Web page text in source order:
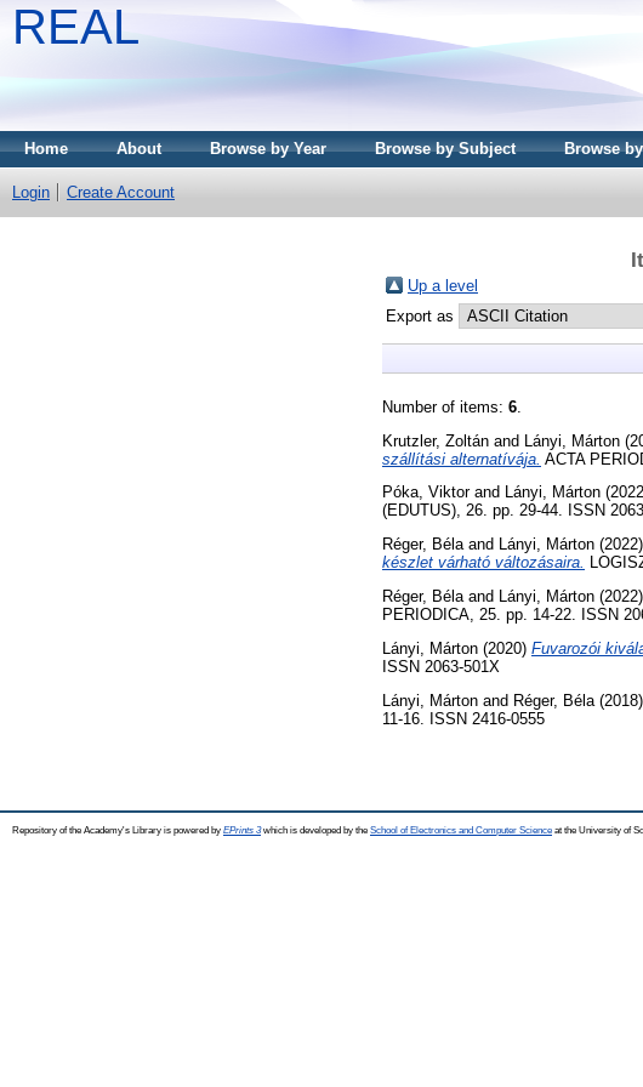
REAL
Home About Browse by Year Browse by Subject Browse
Login Create Account
Up a level
Export as
Number of items: 6
Krutzler, Zoltán and Lányi, Márton
szállítási alternatívája. ACTA
Póka, Viktorand Lányi, Márton
(EDUTUS), 26. pp. 29-44. ISSN
Réger, Bélaand Lányi, Márton (2022)
készlet várható változásaira.
Réger, Béla and Lányi, Márton (2022)
PERIODICA, 25. pp. 14-22. ISSN
Lányi, Márton (2020) Fuvarozói
ISSN 2063-501X
Lányi, Márton and Réger, Béla (2018)
11-16. ISSN 2416-0555
Repository of the Academy's Library is powered by EPrints 3which is developed by the School of Electronics and Computer Science at the University of